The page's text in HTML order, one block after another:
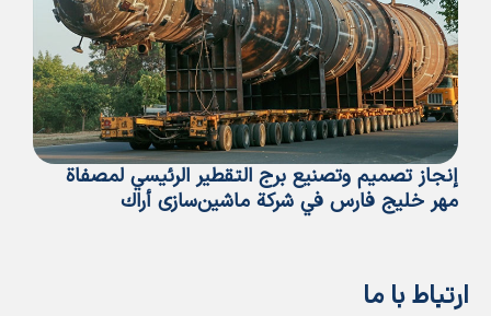
إنجاز تصميم وتصنيع برج التقطير الرئيسي لمصفاة
مهر خلیج فارس في شركة ماشین‌سازی أراك
ارتباط با ما